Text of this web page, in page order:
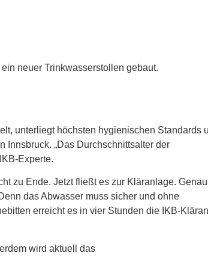
neuer Trinkwasserstollen gebaut.
unterliegt höchsten hygienischen Standards
„Das Durchschnittsalter der
Experte.
zu Ende. Jetzt fließt es zur Kläranlage.
das Abwasser muss sicher und ohne
erreicht es in vier Stunden die IKB-
wird aktuell das